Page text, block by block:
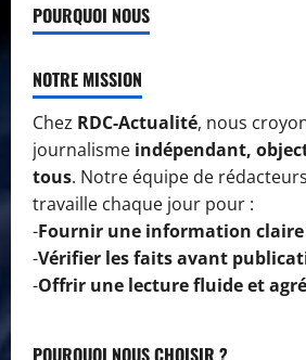
POURQUOI NOUS
NOTRE MISSION
Chez RDC-Actualité, nous
journalisme indépendant,
tous. Notre équipe de
travaille chaque jour pour :
-Fournir une information claire
-Vérifier les faits avant
-Offrir une lecture fluide et
POURQUOI NOUS CHOISIR ?